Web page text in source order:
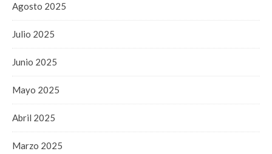
Agosto 2025
Julio 2025
Junio 2025
Mayo 2025
Abril 2025
Marzo 2025